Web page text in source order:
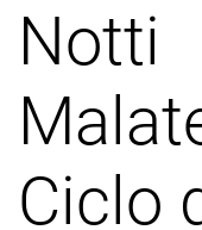
Notti
Ciclo